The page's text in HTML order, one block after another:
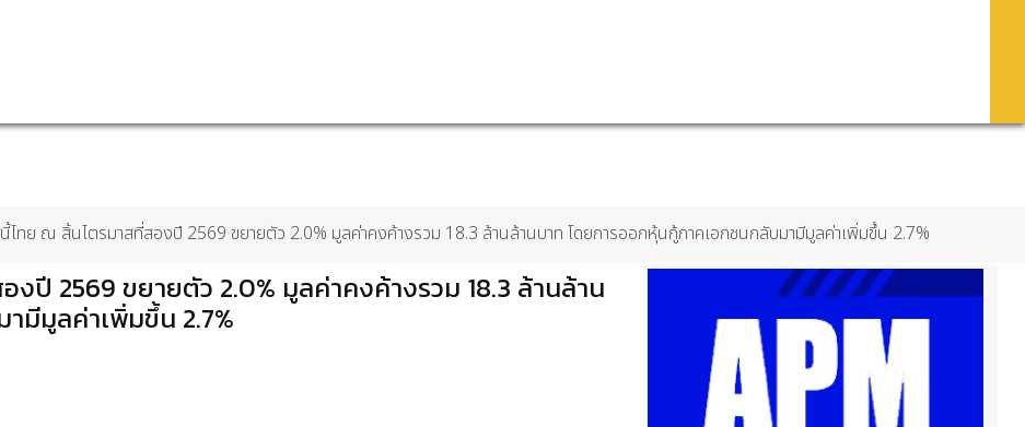
ไทย ณ สิ้นไตรมาสที่สองปี 2569 ขยายตัว 2.0% มูลค่าคงค้างรวม 18.3 ล้านล้านบาท โดยการออกหุ้นกู้ภาคเอกชนกลับมามีมูลค่าเพิ่มขึ้น 2.7%
ปี 2569 ขยายตัว 2.0% มูลค่าคงค้างรวม 18.3 ล้านล้าน
มีมูลค่าเพิ่มขึ้น 2.7%